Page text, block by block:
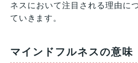
ネスにおいて注目される理由に
ていきます。
マインドフルネスの意味